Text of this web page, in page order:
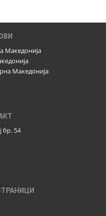
Македонија
Македонија
бр. 54